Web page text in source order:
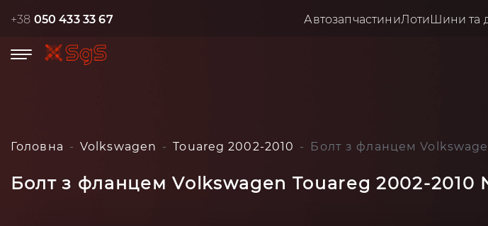
+38 050 433 33 67 АвтозапчастиниЛотиШини та
Головна Volkswagen Touareg 2002-2010 Болт з фланцем
Болт з фланцем Volkswagen Touareg 2002-2010